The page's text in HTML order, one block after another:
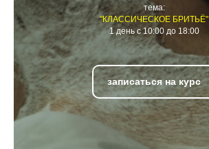
тема:
"КЛАССИЧЕСКОЕ БРИТЬЁ"
1 день с 10:00 до 18:00
записаться на курс